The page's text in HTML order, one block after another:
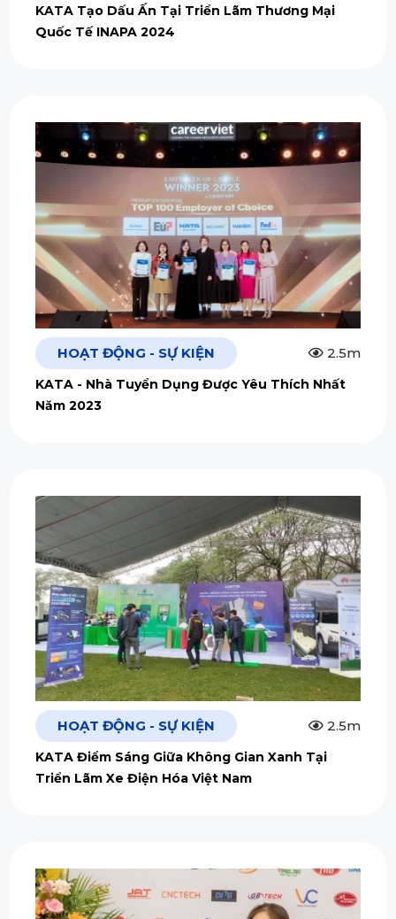
KATA Tạo Dấu Ấn Tại Triển Lãm Thương Mại
Quốc Tế INAPA 2024
HOẠT ĐỘNG - SỰ KIỆN 2.5m
KATA - Nhà Tuyển Dụng Được Yêu Thích Nhất
Năm 2023
HOẠT ĐỘNG - SỰ KIỆN 2.5m
KATA Điểm Sáng Giữa Không Gian Xanh Tại
Triển Lãm Xe Điện Hóa Việt Nam